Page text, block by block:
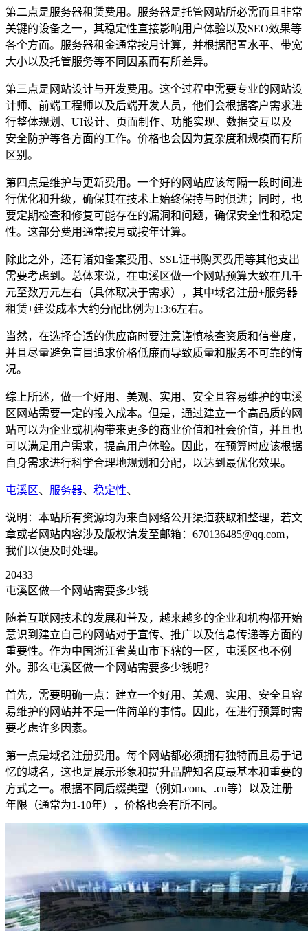
第二点是服务器租赁费用。服务器是托管网站所必需而且非常
关键的设备之一，其稳定性直接影响用户体验以及SEO效果等
各个方面。服务器租金通常按月计算，并根据配置水平、带宽
大小以及托管服务等不同因素而有所差异。
第三点是网站设计与开发费用。这个过程中需要专业的网站设
计师、前端工程师以及后端开发人员，他们会根据客户需求进
行整体规划、UI设计、页面制作、功能实现、数据交互以及
安全防护等各方面的工作。价格也会因为复杂度和规模而有所
区别。
第四点是维护与更新费用。一个好的网站应该每隔一段时间进
行优化和升级，确保其在技术上始终保持与时俱进；同时，也
要定期检查和修复可能存在的漏洞和问题，确保安全性和稳定
性。这部分费用通常按月或按年计算。
除此之外，还有诸如备案费用、SSL证书购买费用等其他支出
需要考虑到。总体来说，在屯溪区做一个网站预算大致在几千
元至数万元左右（具体取决于需求），其中域名注册+服务器
租赁+建设成本大约分配比例为1:3:6左右。
当然，在选择合适的供应商时要注意谨慎核查资质和信誉度，
并且尽量避免盲目追求价格低廉而导致质量和服务不可靠的情
况。
综上所述，做一个好用、美观、实用、安全且容易维护的屯溪
区网站需要一定的投入成本。但是，通过建立一个高品质的网
站可以为企业或机构带来更多的商业价值和社会价值，并且也
可以满足用户需求，提高用户体验。因此，在预算时应该根据
自身需求进行科学合理地规划和分配，以达到最优化效果。
屯溪区、 服务器、 稳定性、
说明：本站所有资源均为来自网络公开渠道获取和整理，若文
章或者网站内容涉及版权请发至邮箱：670136485@qq.com，
我们以便及时处理。
20433
屯溪区做一个网站需要多少钱
随着互联网技术的发展和普及，越来越多的企业和机构都开始
意识到建立自己的网站对于宣传、推广以及信息传递等方面的
重要性。作为中国浙江省黄山市下辖的一区，屯溪区也不例
外。那么屯溪区做一个网站需要多少钱呢？
首先，需要明确一点：建立一个好用、美观、实用、安全且容
易维护的网站并不是一件简单的事情。因此，在进行预算时需
要考虑许多因素。
第一点是域名注册费用。每个网站都必须拥有独特而且易于记
忆的域名，这也是展示形象和提升品牌知名度最基本和重要的
方式之一。根据不同后缀类型（例如.com、.cn等）以及注册
年限（通常为1-10年），价格也会有所不同。